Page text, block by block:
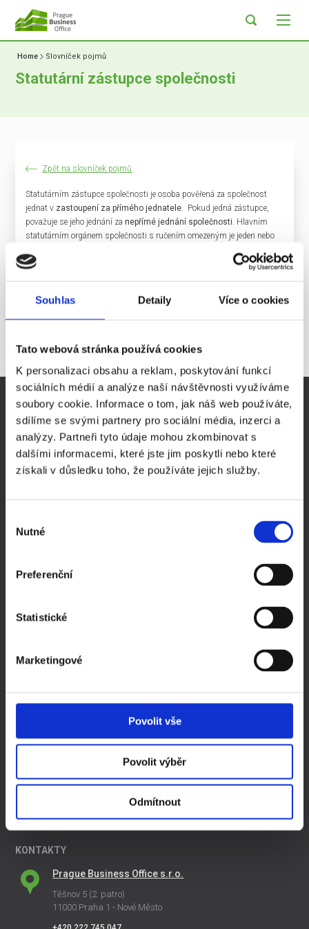
Souhlas Detaily Více o cookies
Tato webová stránka používá cookies
K personalizaci obsahu a reklam, poskytování funkcí
sociálních médií a analýze naší návštěvnosti využíváme
soubory cookie. Informace o tom, jak náš web používáte,
sdílíme se svými partnery pro sociální média, inzerci a
analýzy. Partneři tyto údaje mohou zkombinovat s
dalšími informacemi, které jste jim poskytli nebo které
získali v důsledku toho, že používáte jejich služby.
souhlasu
Nutné
Preferenční
Statistické
Marketingové
Povolit vše
Povolit výběr
Odmítnout
Home Slovníček pojmů
Statutární zástupce společnosti
Zpět na slovníček pojmů
Statutárním zástupce společnosti je osoba pověřená za společnost
jednat v zastoupení za přímého jednatele. Pokud jedná zástupce,
považuje se jeho jednání zanepřímé jednání společnosti. Hlavním
statutárním orgánem společnosti s ručením omezeným je jeden nebo
společnosti každý z nich samostatně, nestanoví-li společenská
vůči úřadům. Pro jednatele platí zákaz konkurence, který již nelze podle
jedné novele obchodního zákoníku zmírnit. Pokud jedná statutární
DŮLEŽITÉ STRÁNKY
Virtuální sídlo firmy
Sídlo firmy Praha
Prodej ready-made společností
Pronájem zasedací místnosti Praha
Novinky v podnikání
Založení s.r.o.
Kompletní ceník
Založit si firmu sám, nebo koupit ready made společnost
Založení s.r.o. v roce 2016
Daňový kalendář 2016 ke stažení
KONTAKTY
Prague Business Office s.r.o.
Těšnov 5 (2. patro)
11000 Praha 1 - Nové Město